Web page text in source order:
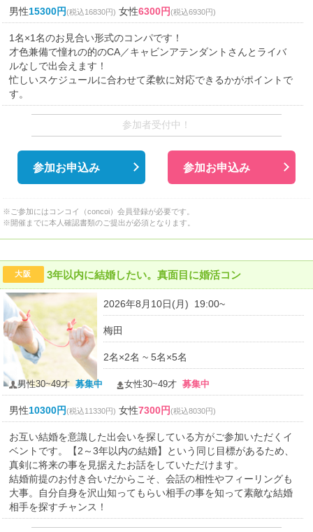
男性15300円(税込16830円) 女性6300円(税込6930円)
1名×1名のお見合い形式のコンパです！
才色兼備で憧れの的のCA／キャビンアテンダントさんとライバ
ルなしで出会えます！
忙しいスケジュールに合わせて柔軟に対応できるかがポイントで
す。
参加者受付中！
参加お申込み 参加お申込み
※ご参加にはコンコイ（concoi）会員登録が必要です。
※開催までに本人確認書類のご提出が必須となります。
大阪 3年以内に結婚したい。真面目に婚活コン
2026年8月10日(月) 19:00~
梅田
2名×2名 ~ 5名×5名
男性30~49才募集中 女性30~49才募集中
男性10300円(税込11330円) 女性7300円(税込8030円)
お互い結婚を意識した出会いを探している方がご参加いただくイ
ベントです。【2～3年以内の結婚】という同じ目標があるため、
真剣に将来の事を見据えたお話をしていただけます。
結婚前提のお付き合いだからこそ、会話の相性やフィーリングも
大事。自分自身を沢山知ってもらい相手の事を知って素敵な結婚
相手を探すチャンス！